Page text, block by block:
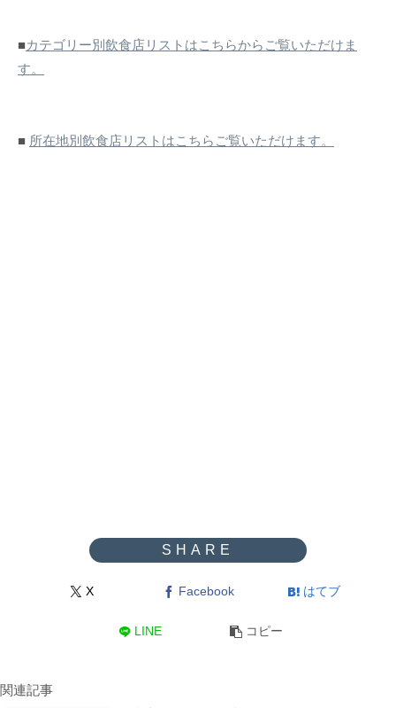
■カテゴリー別飲食店リストはこちらからご覧いただけま
す。
■ 所在地別飲食店リストはこちらご覧いただけます。
X Facebook はてブ
LINE コピー
関連記事